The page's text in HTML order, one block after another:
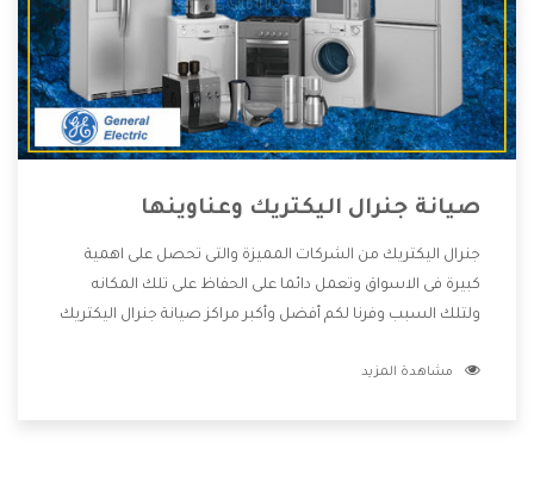
صيانة جنرال اليكتريك وعناوينها
جنرال اليكتريك من الشركات المميزة والتى تحصل على اهمية
كبيرة فى الاسواق وتعمل دائما على الحفاظ على تلك المكانه
ولتلك السبب وفرنا لكم أفضل وأكبر مراكز صيانة جنرال اليكتريك
بتصليح جميع المنتجات دون اى ازعاج كما أننا نهتم بكل ما يحتاجه
مشاهدة المزيد